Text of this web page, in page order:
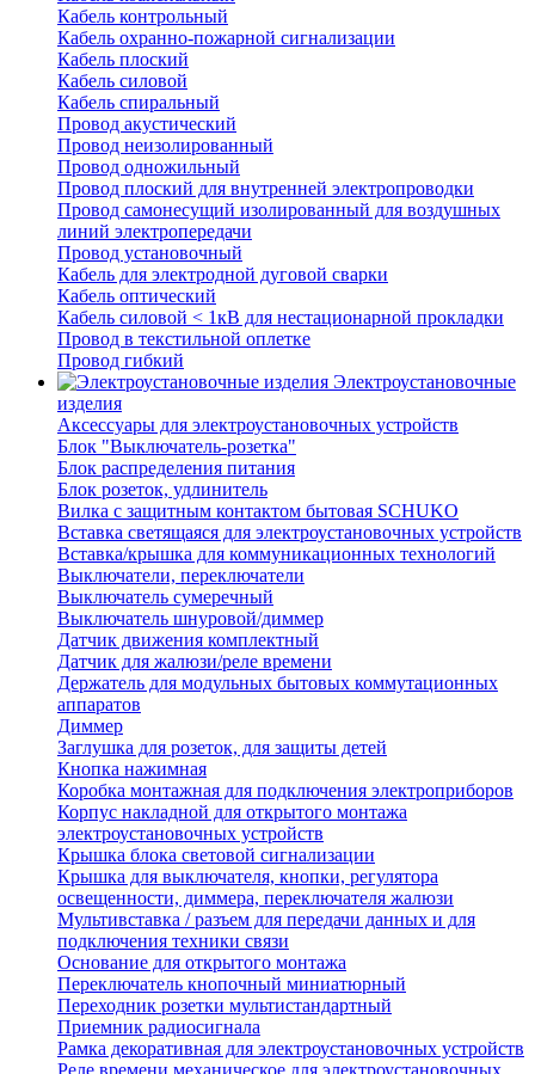
Кабель контрольный
Кабель охранно-пожарной сигнализации
Кабель плоский
Кабель силовой
Кабель спиральный
Провод акустический
Провод неизолированный
Провод одножильный
Провод плоский для внутренней электропроводки
Провод самонесущий изолированный для воздушных
линий электропередачи
Провод установочный
Кабель для электродной дуговой сварки
Кабель оптический
Кабель силовой < 1кВ для нестационарной прокладки
Провод в текстильной оплетке
Провод гибкий
Электроустановочные
изделия
Аксессуары для электроустановочных устройств
Блок "Выключатель-розетка"
Блок распределения питания
Блок розеток, удлинитель
Вилка с защитным контактом бытовая SCHUKO
Вставка светящаяся для электроустановочных устройств
Вставка/крышка для коммуникационных технологий
Выключатели, переключатели
Выключатель сумеречный
Выключатель шнуровой/диммер
Датчик движения комплектный
Датчик для жалюзи/реле времени
Держатель для модульных бытовых коммутационных
аппаратов
Диммер
Заглушка для розеток, для защиты детей
Кнопка нажимная
Коробка монтажная для подключения электроприборов
Корпус накладной для открытого монтажа
электроустановочных устройств
Крышка блока световой сигнализации
Крышка для выключателя, кнопки, регулятора
освещенности, диммера, переключателя жалюзи
Мультивставка / разъем для передачи данных и для
подключения техники связи
Основание для открытого монтажа
Переключатель кнопочный миниатюрный
Переходник розетки мультистандартный
Приемник радиосигнала
Рамка декоративная для электроустановочных устройств
Реле времени механическое для электроустановочных